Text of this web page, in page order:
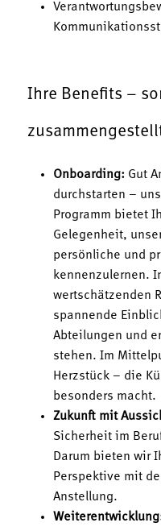
Ihre Benefits –
Onboarding: Gut
durchstarten –
Programm bietet
Gelegenheit,
persönliche und
kennenzulernen.
wertschätzenden
spannende
Abteilungen und
stehen. Im
Herzstück – die
besonders macht.
Zukunft mit
Sicherheit im
Darum bieten wir
Perspektive mit
Anstellung.